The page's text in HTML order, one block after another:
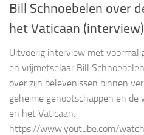
Bill Schnoebelen over
het Vaticaan (interview)
Uitvoerig interview met
en vrijmetselaar Bill
over zijn belevenissen binnen
geheime genootschappen en de
en het Vaticaan.
https://www.youtube.com/